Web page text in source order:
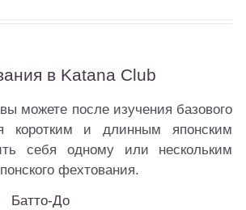
в Katana Club
можете после изучения базового
коротким и длинным японским
себя одному или нескольким
фехтования.
Батто-До